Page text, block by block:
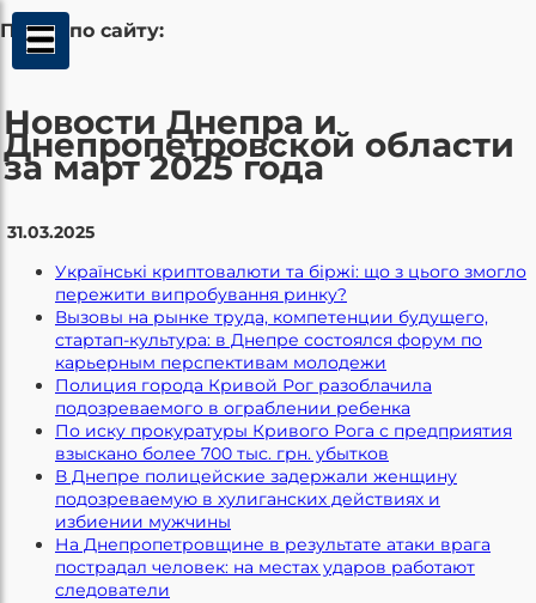
Поиск по сайту:
Новости Днепра и
Днепропетровской области
за март 2025 года
31.03.2025
Українські криптовалюти та біржі: що з цього змогло
пережити випробування ринку?
Вызовы на рынке труда, компетенции будущего,
стартап-культура: в Днепре состоялся форум по
карьерным перспективам молодежи
Полиция города Кривой Рог разоблачила
подозреваемого в ограблении ребенка
По иску прокуратуры Кривого Рога с предприятия
взыскано более 700 тыс. грн. убытков
В Днепре полицейские задержали женщину
подозреваемую в хулиганских действиях и
избиении мужчины
На Днепропетровщине в результате атаки врага
пострадал человек: на местах ударов работают
следователи